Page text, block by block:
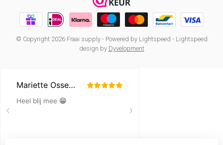
© Copyright 2026 Fraai supply- Powered by Lightspeed - Lightspeed
design by Dyvelopment